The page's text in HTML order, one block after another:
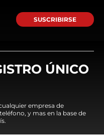
SUSCRIBIRSE
ÚNICO
empresa de
y mas en la base de